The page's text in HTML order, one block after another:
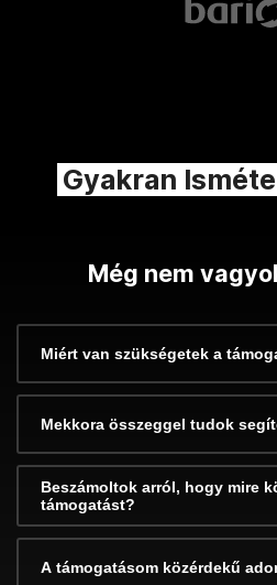
Gyakran
Még nem
Miért van szükségetek a
Mekkora összeggel tudok
Beszámoltok arról, hogy mire
támogatást?
A támogatásom közérdekű